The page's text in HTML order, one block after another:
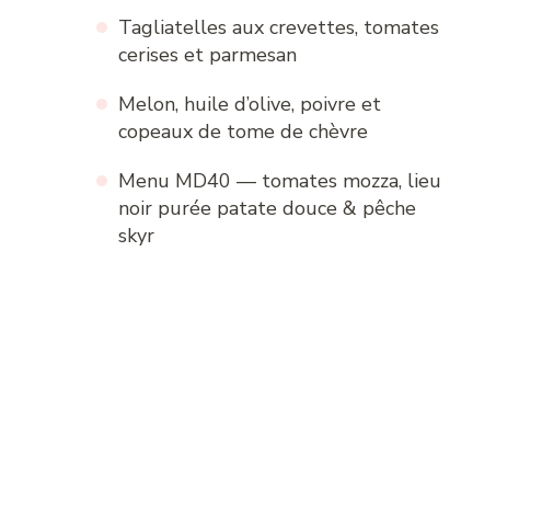
Tagliatelles aux crevettes, tomates
cerises et parmesan
Melon, huile d’olive, poivre et
copeaux de tome de chèvre
Menu MD40 — tomates mozza, lieu
noir purée patate douce & pêche
skyr